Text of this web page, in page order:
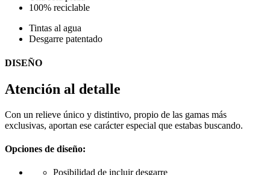
100% reciclable
Tintas al agua
Desgarre patentado
DISEÑO
Atención al detalle
Con un relieve único y distintivo, propio de las gamas más
exclusivas, aportan ese carácter especial que estabas buscando.
Opciones de diseño:
Posibilidad de incluir desgarre